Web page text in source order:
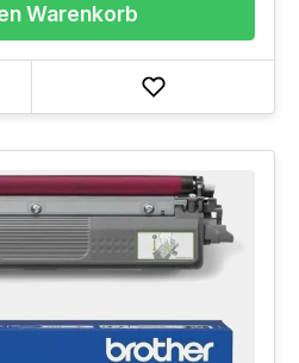
Warenkorb